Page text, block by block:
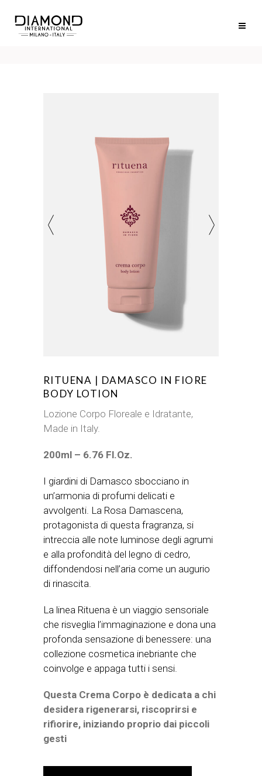
RITUENA | DAMASCO IN FIORE
BODY LOTION
Lozione Corpo Floreale e Idratante,
Made in Italy.
200ml – 6.76 Fl.Oz.
I giardini di Damasco sbocciano in
un’armonia di profumi delicati e
avvolgenti. La Rosa Damascena,
protagonista di questa fragranza, si
intreccia alle note luminose degli agrumi
e alla profondità del legno di cedro,
diffondendosi nell’aria come un augurio
di rinascita.
La linea Rituena è un viaggio sensoriale
che risveglia l’immaginazione e dona una
profonda sensazione di benessere: una
collezione cosmetica inebriante che
coinvolge e appaga tutti i sensi.
Questa Crema Corpo è dedicata a chi
desidera rigenerarsi, riscoprirsi e
rifiorire, iniziando proprio dai piccoli
gesti